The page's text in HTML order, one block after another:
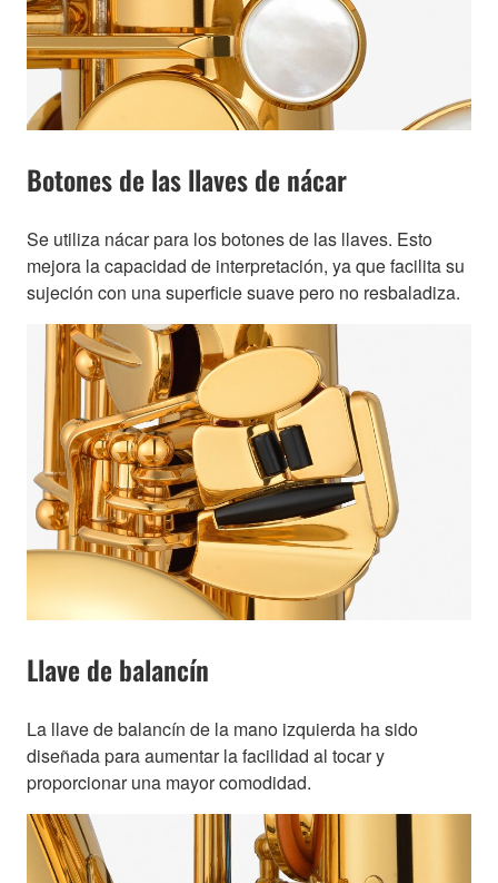
Botones de las llaves de nácar
Se utiliza nácar para los botones de las llaves. Esto
mejora la capacidad de interpretación, ya que facilita su
sujeción con una superficie suave pero no resbaladiza.
Llave de balancín
La llave de balancín de la mano izquierda ha sido
diseñada para aumentar la facilidad al tocar y
proporcionar una mayor comodidad.